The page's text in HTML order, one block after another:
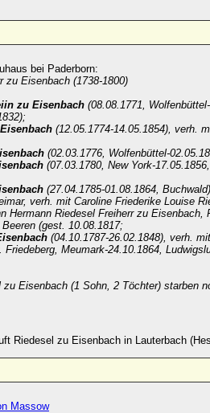
bei Paderborn:
zu Eisenbach (1738-1800)
zu Eisenbach (08.08.1771,
(12.05.1774-14.05.1854), verh.
(02.03.1776, Wolfenbüttel-
(07.03.1780, New York-
(27.04.1785-01.08.1864,
verh. mit Caroline Friederike Louise
Hermann Riedesel Freiherr zu
(gest. 10.08.1817;
(04.10.1787-26.02.1848), verh.
Meumark-24.10.1864,
zu Eisenbach (1 Sohn, 2 Töchter) starben
Riedesel zu Eisenbach in Lauterbach
Massow